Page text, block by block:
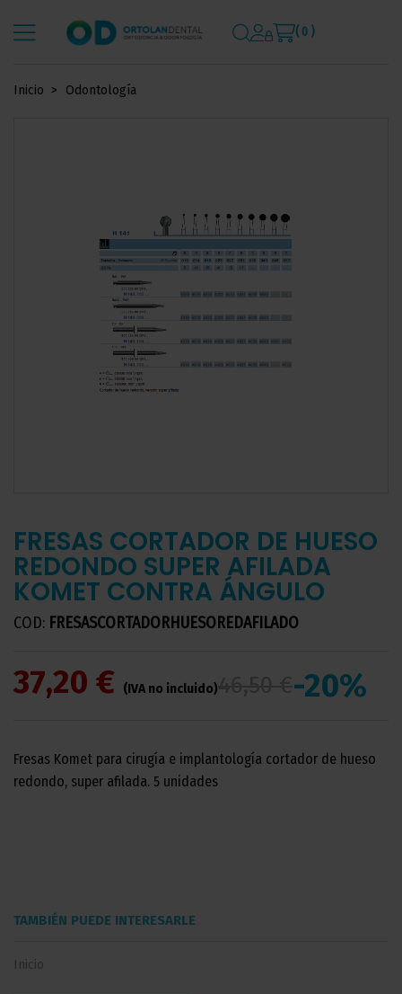
( 0 )
Inicio Odontología
FRESAS CORTADOR DE HUESO
REDONDO SUPER AFILADA
KOMET CONTRA ÁNGULO
COD: FRESASCORTADORHUESOREDAFILADO
37,20 € (IVA no incluido) -20%
Fresas Komet para cirugía e implantología cortador de hueso
redondo, super afilada. 5 unidades
TAMBIÉN PUEDE INTERESARLE
Inicio